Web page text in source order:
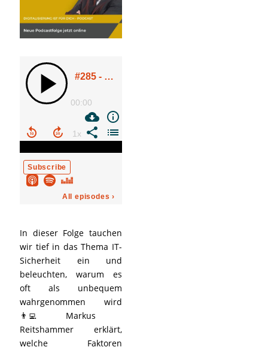
In dieser Folge tauchen
wir tief in das Thema IT-
Sicherheit ein und
beleuchten, warum es
oft als unbequem
wahrgenommen wird
👨‍💻 Markus
Reitshammer erklärt,
welche Faktoren